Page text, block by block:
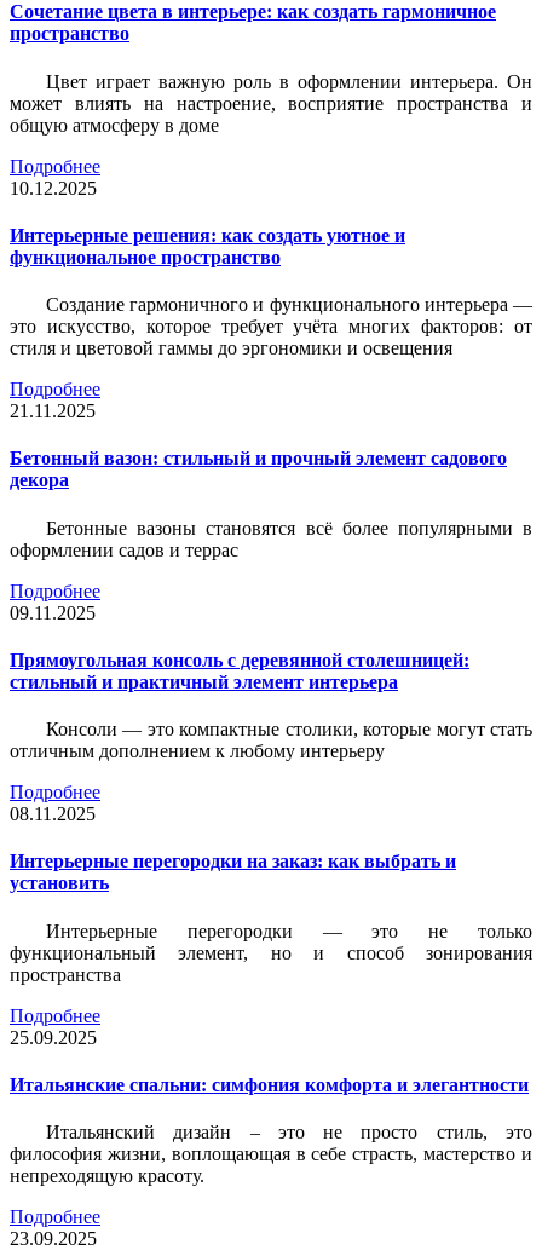
Сочетание цвета в интерьере: как создать гармоничное
пространство
Цвет играет важную роль в оформлении интерьера. Он
может влиять на настроение, восприятие пространства и
общую атмосферу в доме
Подробнее
10.12.2025
Интерьерные решения: как создать уютное и
функциональное пространство
Создание гармоничного и функционального интерьера —
это искусство, которое требует учёта многих факторов: от
стиля и цветовой гаммы до эргономики и освещения
Подробнее
21.11.2025
Бетонный вазон: стильный и прочный элемент садового
декора
Бетонные вазоны становятся всё более популярными в
оформлении садов и террас
Подробнее
09.11.2025
Прямоугольная консоль с деревянной столешницей:
стильный и практичный элемент интерьера
Консоли — это компактные столики, которые могут стать
отличным дополнением к любому интерьеру
Подробнее
08.11.2025
Интерьерные перегородки на заказ: как выбрать и
установить
Интерьерные перегородки — это не только
функциональный элемент, но и способ зонирования
пространства
Подробнее
25.09.2025
Итальянские спальни: симфония комфорта и элегантности
Итальянский дизайн – это не просто стиль, это
философия жизни, воплощающая в себе страсть, мастерство и
непреходящую красоту.
Подробнее
23.09.2025